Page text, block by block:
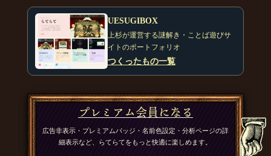
UESUGIBOX
上杉が運営する謎解き・ことば遊びサ
イトのポートフォリオ
つくったもの一覧
プレミアム会員になる
広告非表示・プレミアムバッジ・名前色設定・分析ページの詳
細表示など、らてらてをもっと快適に楽しめます。